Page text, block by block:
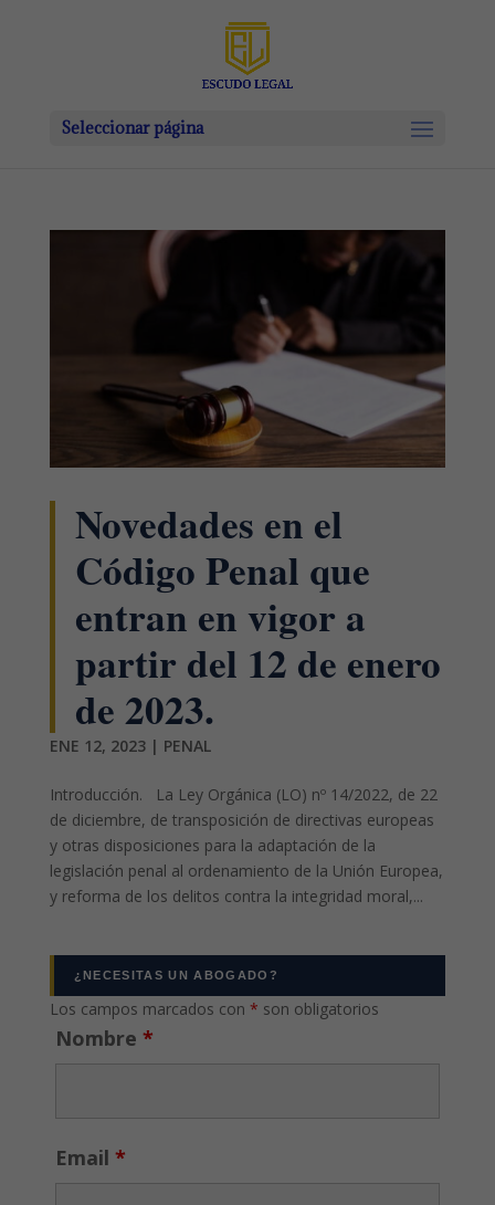
Seleccionar página
Novedades en el
Código Penal que
entran en vigor a
partir del 12 de enero
de 2023.
ENE 12, 2023| PENAL
Introducción. La Ley Orgánica (LO) nº 14/2022, de 22
de diciembre, de transposición de directivas europeas
y otras disposiciones para la adaptación de la
legislación penal al ordenamiento de la Unión Europea,
y reforma de los delitos contra la integridad moral,...
¿NECESITAS UN ABOGADO?
Los campos marcados con * son obligatorios
Nombre *
Email *